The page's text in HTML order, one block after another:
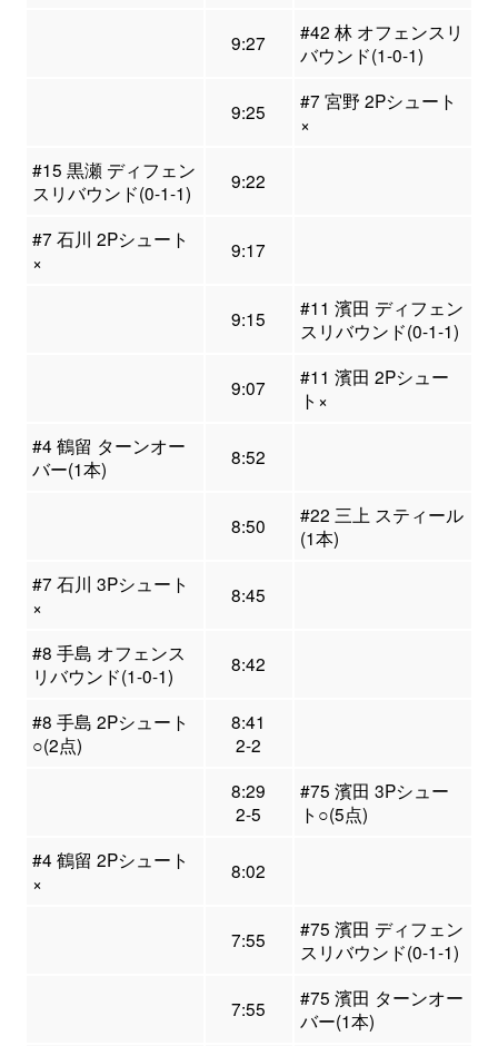
9:27
#42 林 オフェンスリ
バウンド(1-0-1)
9:25
#7 宮野 2Pシュート
×
#15 黒瀬 ディフェン
スリバウンド(0-1-1)
9:22
#7 石川 2Pシュート
×
9:17
9:15
#11 濱田 ディフェン
スリバウンド(0-1-1)
9:07
#11 濱田 2Pシュー
ト×
#4 鶴留 ターンオー
バー(1本)
8:52
8:50
#22 三上 スティール
(1本)
#7 石川 3Pシュート
×
8:45
#8 手島 オフェンス
リバウンド(1-0-1)
8:42
#8 手島 2Pシュート
○(2点)
8:41
2-2
8:29
2-5
#75 濱田 3Pシュー
ト○(5点)
#4 鶴留 2Pシュート
×
8:02
7:55
#75 濱田 ディフェン
スリバウンド(0-1-1)
7:55
#75 濱田 ターンオー
バー(1本)